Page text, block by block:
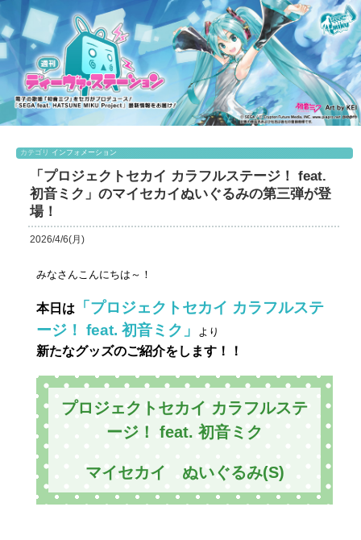
カテゴリ インフォメーション
「プロジェクトセカイ カラフルステージ！ feat.
初音ミク」のマイセカイぬいぐるみの第三弾が登
場！
2026/4/6(月)
みなさんこんにちは～！
本日は 「プロジェクトセカイ カラフルステ
ージ！ feat. 初音ミク」
より
新たなグッズのご紹介をします！！
プロジェクトセカイ カラフルステ
ージ！ feat. 初音ミク
マイセカイ ぬいぐるみ(S)